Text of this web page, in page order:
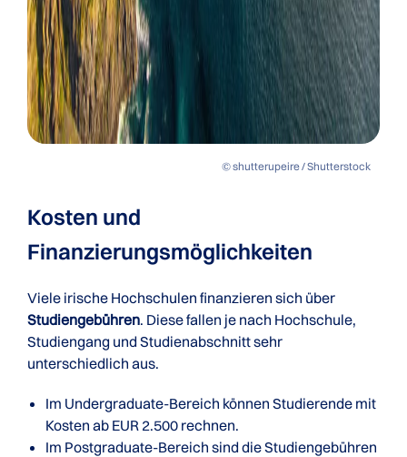
© shutterupeire / Shutterstock
Kosten und
Finanzierungsmöglichkeiten
Viele irische Hochschulen finanzieren sich über
Studiengebühren. Diese fallen je nach Hochschule,
Studiengang und Studienabschnitt sehr
unterschiedlich aus.
Im Undergraduate-Bereich können Studierende mit
Kosten ab EUR 2.500 rechnen.
Im Postgraduate-Bereich sind die Studiengebühren